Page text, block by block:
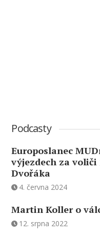
Podcasty
Europoslanec
výjezdech za
Dvořáka
4. června 2024
Martin Koller o
12. srpna 2022